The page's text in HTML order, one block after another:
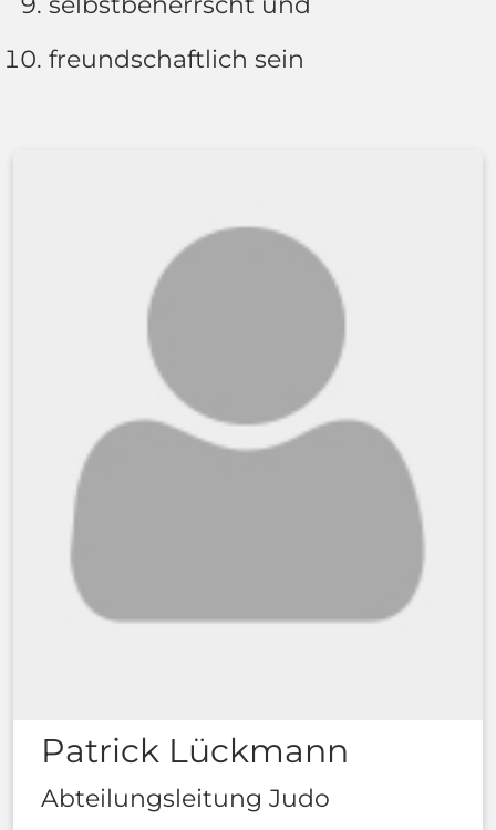
freundschaftlich sein
Patrick Lückmann
Abteilungsleitung Judo